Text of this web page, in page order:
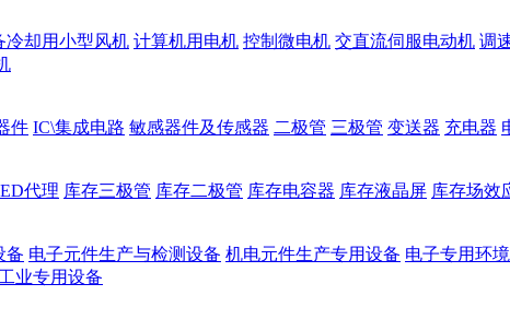
冷却用小型风机 计算机用电机 控制微电机 交直流伺服电动机 调
件 IC\集成电路 敏感器件及传感器 二极管 三极管 变送器 充电器
代理 库存三极管 库存二极管 库存电容器 库存液晶屏 库存场效
备 电子元件生产与检测设备 机电元件生产专用设备 电子专用环
业专用设备